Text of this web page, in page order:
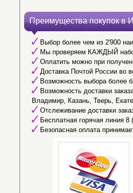
Преимущества покупок в
Выбор более чем из 2'900
Мы проверяем КАЖДЫЙ набор
Оплатить можно при
Доставка Почтой России во
Возможность выбора более
Возможность доставки
Владимир, Казань, Тверь,
Отслеживание доставки
Бесплатная горячая линия
Безопасная оплата